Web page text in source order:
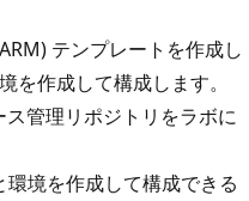
テンプレートを作成し
を作成して構成します。
管理リポジトリをラボに
境を作成して構成できる